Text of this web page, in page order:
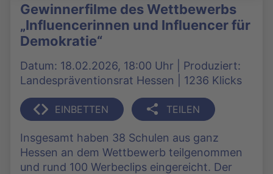
Gewinnerfilme des Wettbewerbs
„Influencerinnen und Influencer für
Demokratie“
Datum: 18.02.2026, 18:00 Uhr | Produziert:
Landespräventionsrat Hessen | 1236 Klicks
EINBETTEN TEILEN
Insgesamt haben 38 Schulen aus ganz
Hessen an dem Wettbewerb teilgenommen
und rund 100 Werbeclips eingereicht. Der